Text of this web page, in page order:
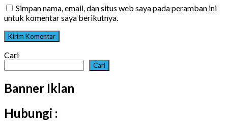
Simpan nama, email, dan situs web saya pada peramban ini
untuk komentar saya berikutnya.
Cari
Cari
Banner Iklan
Hubungi :